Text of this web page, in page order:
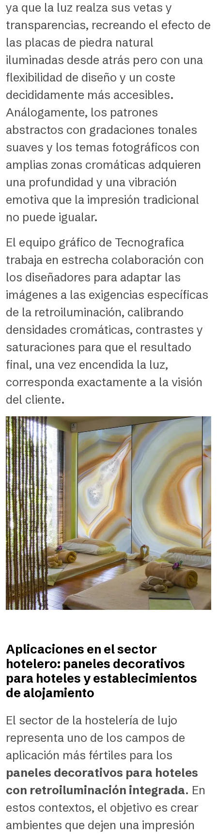
ya que la luz realza sus vetas y
transparencias, recreando el efecto de
las placas de piedra natural
iluminadas desde atrás pero con una
flexibilidad de diseño y un coste
decididamente más accesibles.
Análogamente, los patrones
abstractos con gradaciones tonales
suaves y los temas fotográficos con
amplias zonas cromáticas adquieren
una profundidad y una vibración
emotiva que la impresión tradicional
no puede igualar.
El equipo gráfico de Tecnografica
trabaja en estrecha colaboración con
los diseñadores para adaptar las
imágenes a las exigencias específicas
de la retroiluminación, calibrando
densidades cromáticas, contrastes y
saturaciones para que el resultado
final, una vez encendida la luz,
corresponda exactamente a la visión
del cliente.
Aplicaciones en el sector
hotelero: paneles decorativos
para hoteles y establecimientos
de alojamiento
El sector de la hostelería de lujo
representa uno de los campos de
aplicación más fértiles para los
paneles decorativos para hoteles
con retroiluminación integrada. En
estos contextos, el objetivo es crear
ambientes que dejen una impresión